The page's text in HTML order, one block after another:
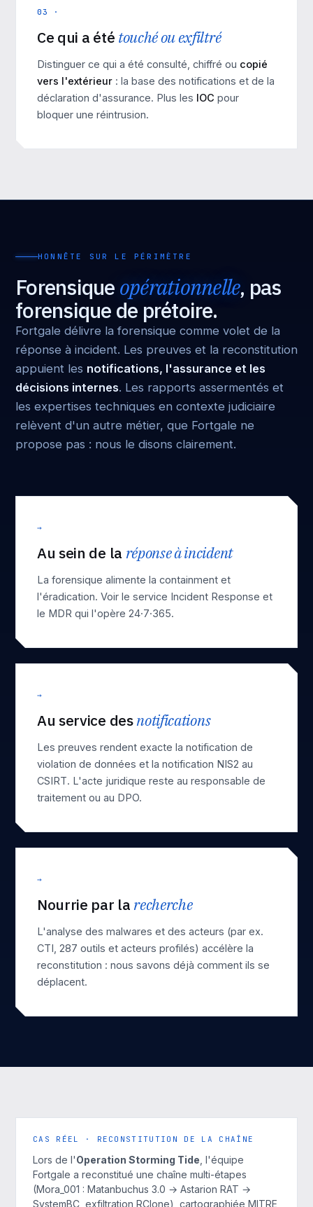
03 ·
Ce qui a été touché ou exfiltré
Distinguer ce qui a été consulté, chiffré ou copié
vers l'extérieur : la base des notifications et de la
déclaration d'assurance. Plus les IOC pour
bloquer une réintrusion.
HONNÊTE SUR LE PÉRIMÈTRE
Forensique opérationnelle, pas
forensique de prétoire.
Fortgale délivre la forensique comme volet de la
réponse à incident. Les preuves et la reconstitution
appuient les notifications, l'assurance et les
décisions internes. Les rapports assermentés et
les expertises techniques en contexte judiciaire
relèvent d'un autre métier, que Fortgale ne
propose pas : nous le disons clairement.
→
Au sein de la réponse à incident
La forensique alimente la containment et
l'éradication. Voir le service Incident Response et
le MDR qui l'opère 24·7·365.
→
Au service desnotifications
Les preuves rendent exacte la notification de
violation de données et la notification NIS2 au
CSIRT. L'acte juridique reste au responsable de
traitement ou au DPO.
→
Nourrie par la recherche
L'analyse des malwares et des acteurs (par ex.
CTI , 287 outils et acteurs profilés) accélère la
reconstitution : nous savons déjà comment ils se
déplacent.
CAS RÉEL · RECONSTITUTION DE LA CHAÎNE
Lors de l'Operation Storming Tide , l'équipe
Fortgale a reconstitué une chaîne multi-étapes
(Mora_001 : Matanbuchus 3.0 → Astarion RAT →
SystemBC, exfiltration RClone), cartographiée MITRE,